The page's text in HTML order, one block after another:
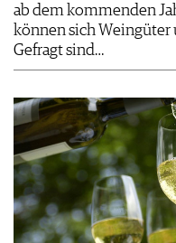
ab dem kommenden
können sich
Gefragt sind…